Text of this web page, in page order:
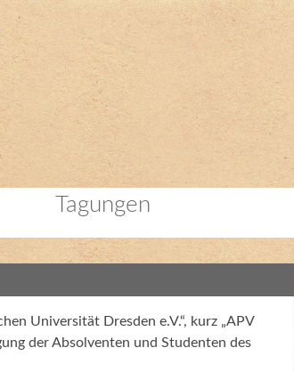
Tagungen
Universität Dresden e.V.“, kurz „APV
der Absolventen und Studenten des